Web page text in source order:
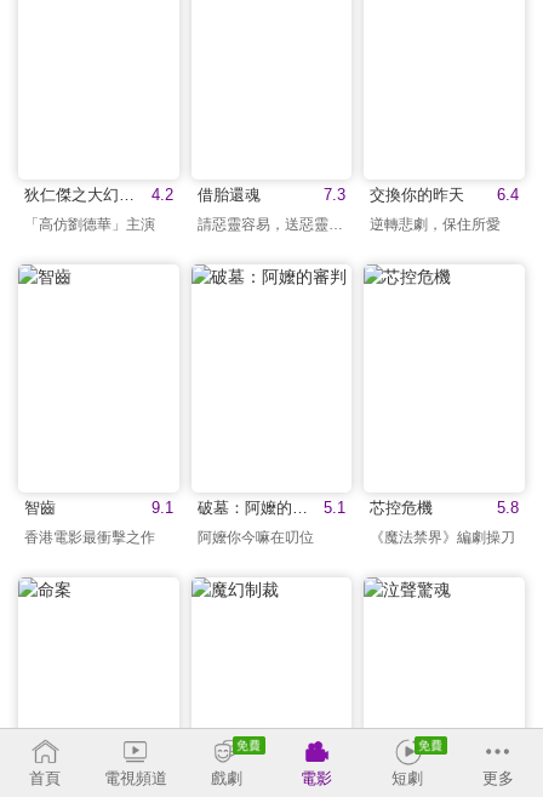
4.2
狄仁傑之大幻術師
「高仿劉德華」主演
7.3
借胎還魂
請惡靈容易，送惡靈難…
6.4
交換你的昨天
逆轉悲劇，保住所愛
9.1
智齒
香港電影最衝擊之作
5.1
破墓：阿嬤的審判
阿嬤你今嘛在叨位
5.8
芯控危機
《魔法禁界》編劇操刀
首頁 電視頻道 戲劇 電影 短劇 更多